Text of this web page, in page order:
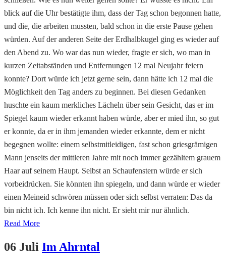
blick auf die Uhr bestätigte ihm, dass der Tag schon begonnen hatte,
und die, die arbeiten mussten, bald schon in die erste Pause gehen
würden. Auf der anderen Seite der Erdhalbkugel ging es wieder auf
den Abend zu. Wo war das nun wieder, fragte er sich, wo man in
kurzen Zeitabständen und Entfernungen 12 mal Neujahr feiern
konnte? Dort würde ich jetzt gerne sein, dann hätte ich 12 mal die
Möglichkeit den Tag anders zu beginnen. Bei diesen Gedanken
huschte ein kaum merkliches Lächeln über sein Gesicht, das er im
Spiegel kaum wieder erkannt haben würde, aber er mied ihn, so gut
er konnte, da er in ihm jemanden wieder erkannte, dem er nicht
begegnen wollte: einem selbstmitleidigen, fast schon griesgrämigen
Mann jenseits der mittleren Jahre mit noch immer gezähltem grauem
Haar auf seinem Haupt. Selbst an Schaufenstern würde er sich
vorbeidrücken. Sie könnten ihn spiegeln, und dann würde er wieder
einen Meineid schwören müssen oder sich selbst verraten: Das da
bin nicht ich. Ich kenne ihn nicht. Er sieht mir nur ähnlich.
Read More
06 Juli Im Ahrntal